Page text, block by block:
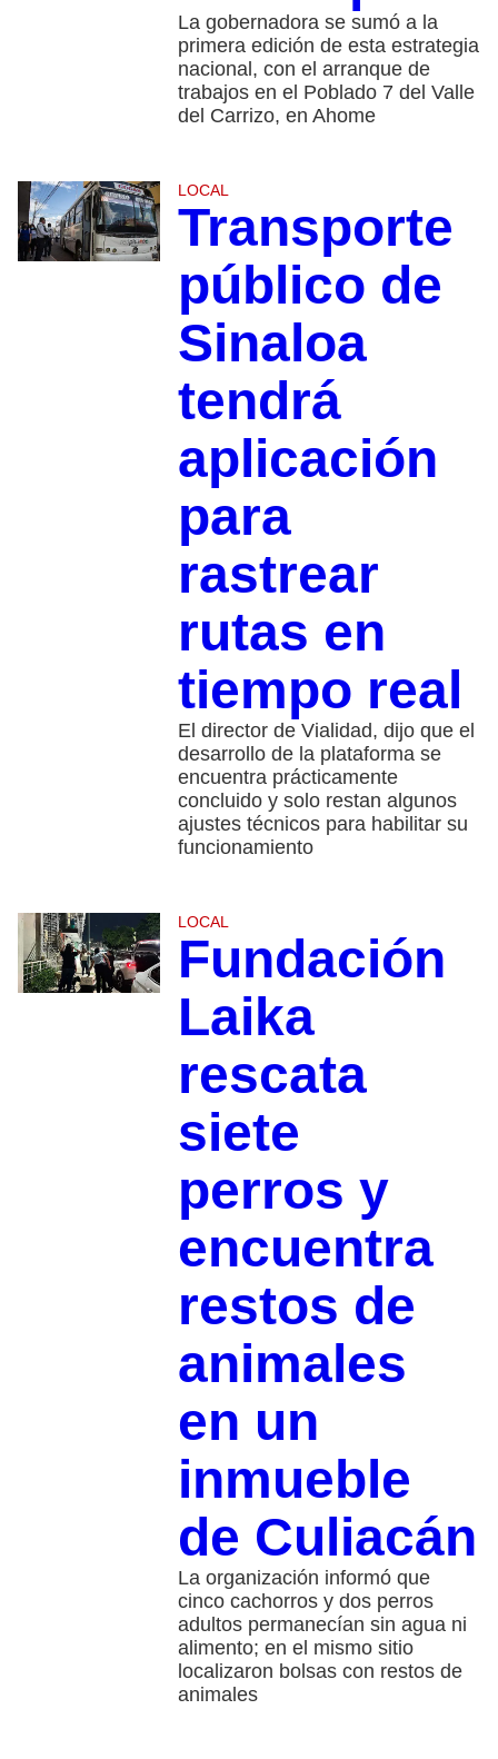
La gobernadora se sumó a la
primera edición de esta estrategia
nacional, con el arranque de
trabajos en el Poblado 7 del Valle
del Carrizo, en Ahome
LOCAL
Transporte
público de
Sinaloa
tendrá
aplicación
para
rastrear
rutas en
tiempo real
El director de Vialidad, dijo que el
desarrollo de la plataforma se
encuentra prácticamente
concluido y solo restan algunos
ajustes técnicos para habilitar su
funcionamiento
LOCAL
Fundación
Laika
rescata
siete
perros y
encuentra
restos de
animales
en un
inmueble
de Culiacán
La organización informó que
cinco cachorros y dos perros
adultos permanecían sin agua ni
alimento; en el mismo sitio
localizaron bolsas con restos de
animales